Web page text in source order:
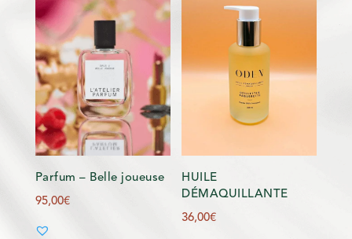
Parfum – Belle joueuse
95,00€
HUILE
DÉMAQUILLANTE
36,00€